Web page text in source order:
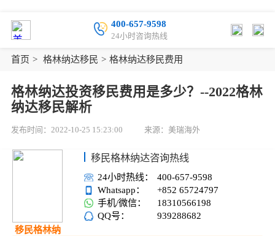
400-657-9598
24小时咨询热线
首页 > 格林纳达移民 > 格林纳达移民费用
格林纳达投资移民费用是多少？--2022格林
纳达移民解析
发布时间：2022-10-25 15:23:00 来源：美瑞海外
移民格林纳
移民格林纳达咨询热线
24小时热线：
400-657-9598
Whatsapp：
+852 65724797
手机/微信：
18310566198
QQ号：
939288682